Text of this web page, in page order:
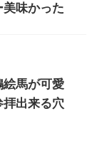
味かった
馬が可愛
出来る穴